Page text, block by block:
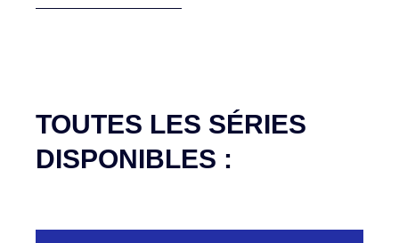
TOUTES LES SÉRIES
DISPONIBLES :